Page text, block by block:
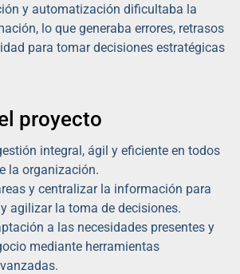
y automatización dificultaba la
lo que generaba errores, retrasos
para tomar decisiones estratégicas
proyecto
integral, ágil y eficiente en todos
la organización.
y centralizar la información para
agilizar la toma de decisiones.
a las necesidades presentes y
mediante herramientas